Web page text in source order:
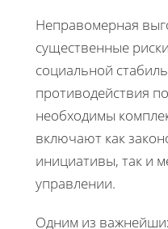
Неправомерная
существенные
социальной
противодействия
необходимы
включают как
инициативы, так и
управлении.
Одним из